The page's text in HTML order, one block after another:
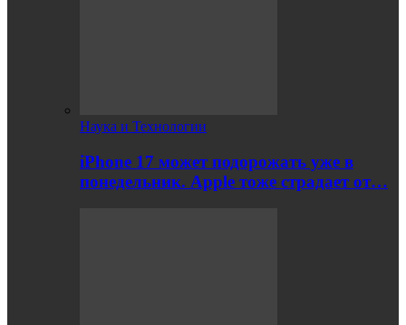
Наука и Технологии
iPhone 17 может подорожать уже в
понедельник. Apple тоже страдает от…